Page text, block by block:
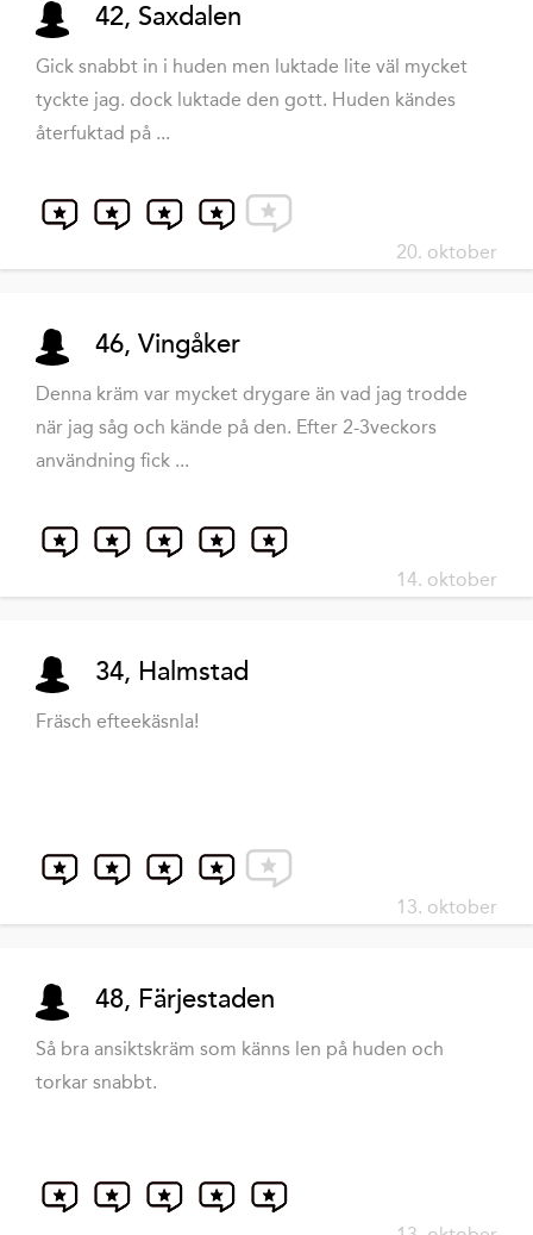
42, Saxdalen
Gick snabbt in i huden men luktade lite väl mycket
tyckte jag. dock luktade den gott. Huden kändes
återfuktad på ...
20. oktober
46, Vingåker
Denna kräm var mycket drygare än vad jag trodde
när jag såg och kände på den. Efter 2-3veckors
användning fick ...
14. oktober
34, Halmstad
Fräsch efteekäsnla!
13. oktober
48, Färjestaden
Så bra ansiktskräm som känns len på huden och
torkar snabbt.